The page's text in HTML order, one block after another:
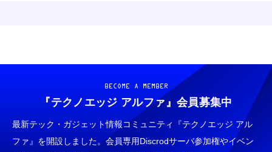
BECOME A MEMBER
『テクノエッジ アルファ』 会員募集中
最新テック・ガジェット情報コミュニティ『テクノエッジ アル
ファ』を開設しました。会員専用Discrodサーバ参加権やイベン